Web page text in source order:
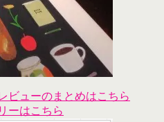
ビューのまとめはこちら
ーはこちら